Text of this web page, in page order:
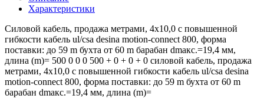
Характеристики
Силовой кабель, продажа метрами, 4x10,0 с повышенной
гибкости кабель ul/csa desina motion-connect 800, форма
поставки: до 59 m бухта от 60 m барабан dmaкс.=19,4 мм,
длина (m)= 500 0 0 0 500 + 0 + 0 + 0 силовой кабель, продажа
метрами, 4x10,0 с повышенной гибкости кабель ul/csa desina
motion-connect 800, форма поставки: до 59 m бухта от 60 m
барабан dmaкс.=19,4 мм, длина (m)=